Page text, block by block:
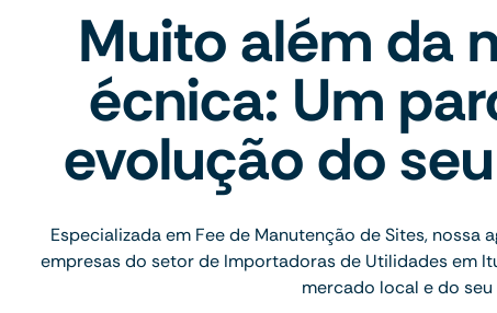
Muito além da
écnica: Um
evolução do
Especializada em Fee de Manutenção de Sites, nossa
empresas do setor de Importadoras de Utilidades em
mercado local e do seu